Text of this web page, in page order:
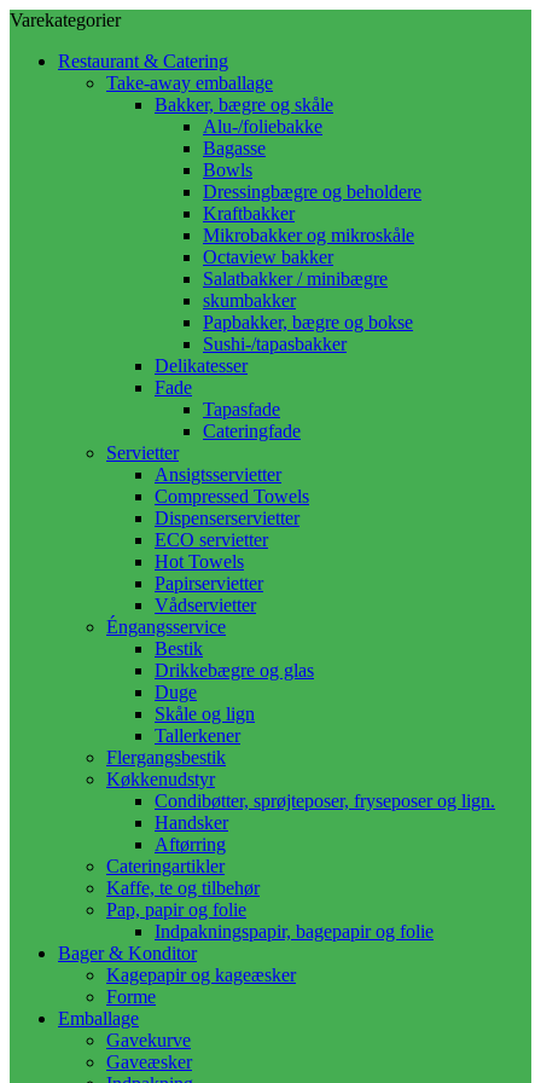
Varekategorier
Restaurant & Catering
Take-away emballage
Bakker, bægre og skåle
Alu-/foliebakke
Bagasse
Bowls
Dressingbægre og beholdere
Kraftbakker
Mikrobakker og mikroskåle
Octaview bakker
Salatbakker / minibægre
skumbakker
Papbakker, bægre og bokse
Sushi-/tapasbakker
Delikatesser
Fade
Tapasfade
Cateringfade
Servietter
Ansigtsservietter
Compressed Towels
Dispenserservietter
ECO servietter
Hot Towels
Papirservietter
Vådservietter
Éngangsservice
Bestik
Drikkebægre og glas
Duge
Skåle og lign
Tallerkener
Flergangsbestik
Køkkenudstyr
Condibøtter, sprøjteposer, fryseposer og lign.
Handsker
Aftørring
Cateringartikler
Kaffe, te og tilbehør
Pap, papir og folie
Indpakningspapir, bagepapir og folie
Bager & Konditor
Kagepapir og kageæsker
Forme
Emballage
Gavekurve
Gaveæsker